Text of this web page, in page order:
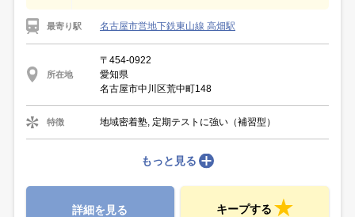
最寄り駅 名古屋市営地下鉄東山線 高畑駅
所在地
〒454-0922
愛知県
名古屋市中川区荒中町148
特徴 地域密着塾, 定期テストに強い（補習型）
もっと見る
詳細を見る キープする